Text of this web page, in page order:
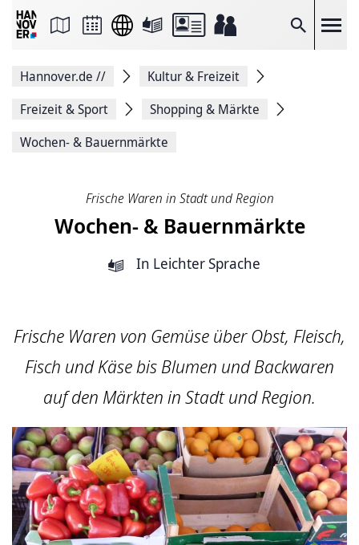
Suche
Seite
Facebook
teilen
Seitenlink
Hannover.de //
Kultur & Freizeit
Freizeit & Sport
Shopping & Märkte
Wochen- & Bauernmärkte
Frische Waren in Stadt und Region
Wochen- & Bauernmärkte
In Leichter Sprache
Frische Waren von Gemüse über Obst, Fleisch,
Fisch und Käse bis Blumen und Backwaren
auf den Märkten in Stadt und Region.